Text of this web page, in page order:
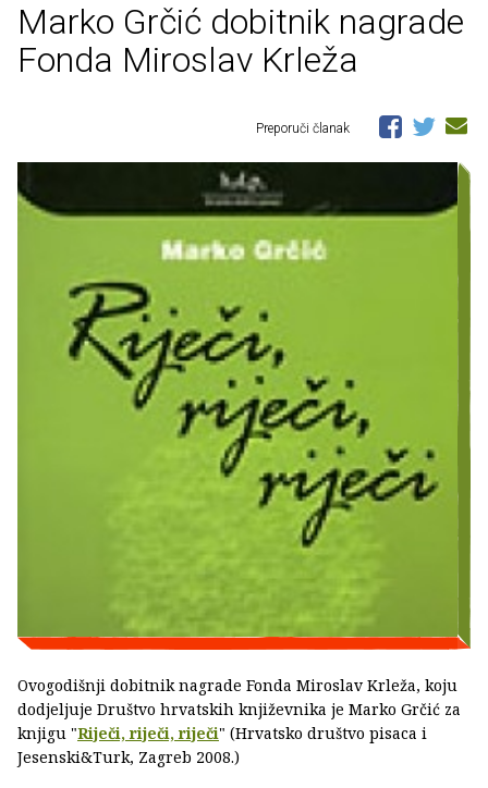
Marko Grčić dobitnik nagrade
Fonda Miroslav Krleža
Preporuči članak
Ovogodišnji dobitnik nagrade Fonda Miroslav Krleža, koju
dodjeljuje Društvo hrvatskih književnika je Marko Grčić za
knjigu "Riječi, riječi, riječi" (Hrvatsko društvo pisaca i
Jesenski&Turk, Zagreb 2008.)